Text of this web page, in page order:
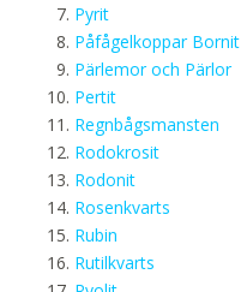
Pyrit
Påfågelkoppar Bornit
Pärlemor och Pärlor
Pertit
Regnbågsmansten
Rodokrosit
Rodonit
Rosenkvarts
Rubin
Rutilkvarts